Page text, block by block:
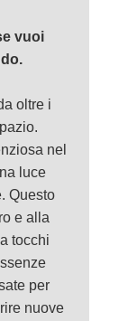
vuoi
oltre i
nel
luce
Questo
e alla
tocchi
per
nuove